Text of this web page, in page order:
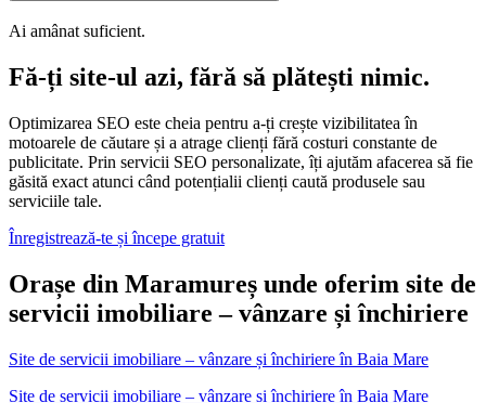
Ai amânat suficient.
Fă-ți site-ul azi, fără să plătești nimic.
Optimizarea SEO este cheia pentru a-ți crește vizibilitatea în
motoarele de căutare și a atrage clienți fără costuri constante de
publicitate. Prin servicii SEO personalizate, îți ajutăm afacerea să fie
găsită exact atunci când potențialii clienți caută produsele sau
serviciile tale.
Înregistrează-te și începe gratuit
Orașe din Maramureș unde oferim site de
servicii imobiliare – vânzare și închiriere
Site de servicii imobiliare – vânzare și închiriereîn Baia Mare
Site de servicii imobiliare – vânzare și închiriere în Baia Mare